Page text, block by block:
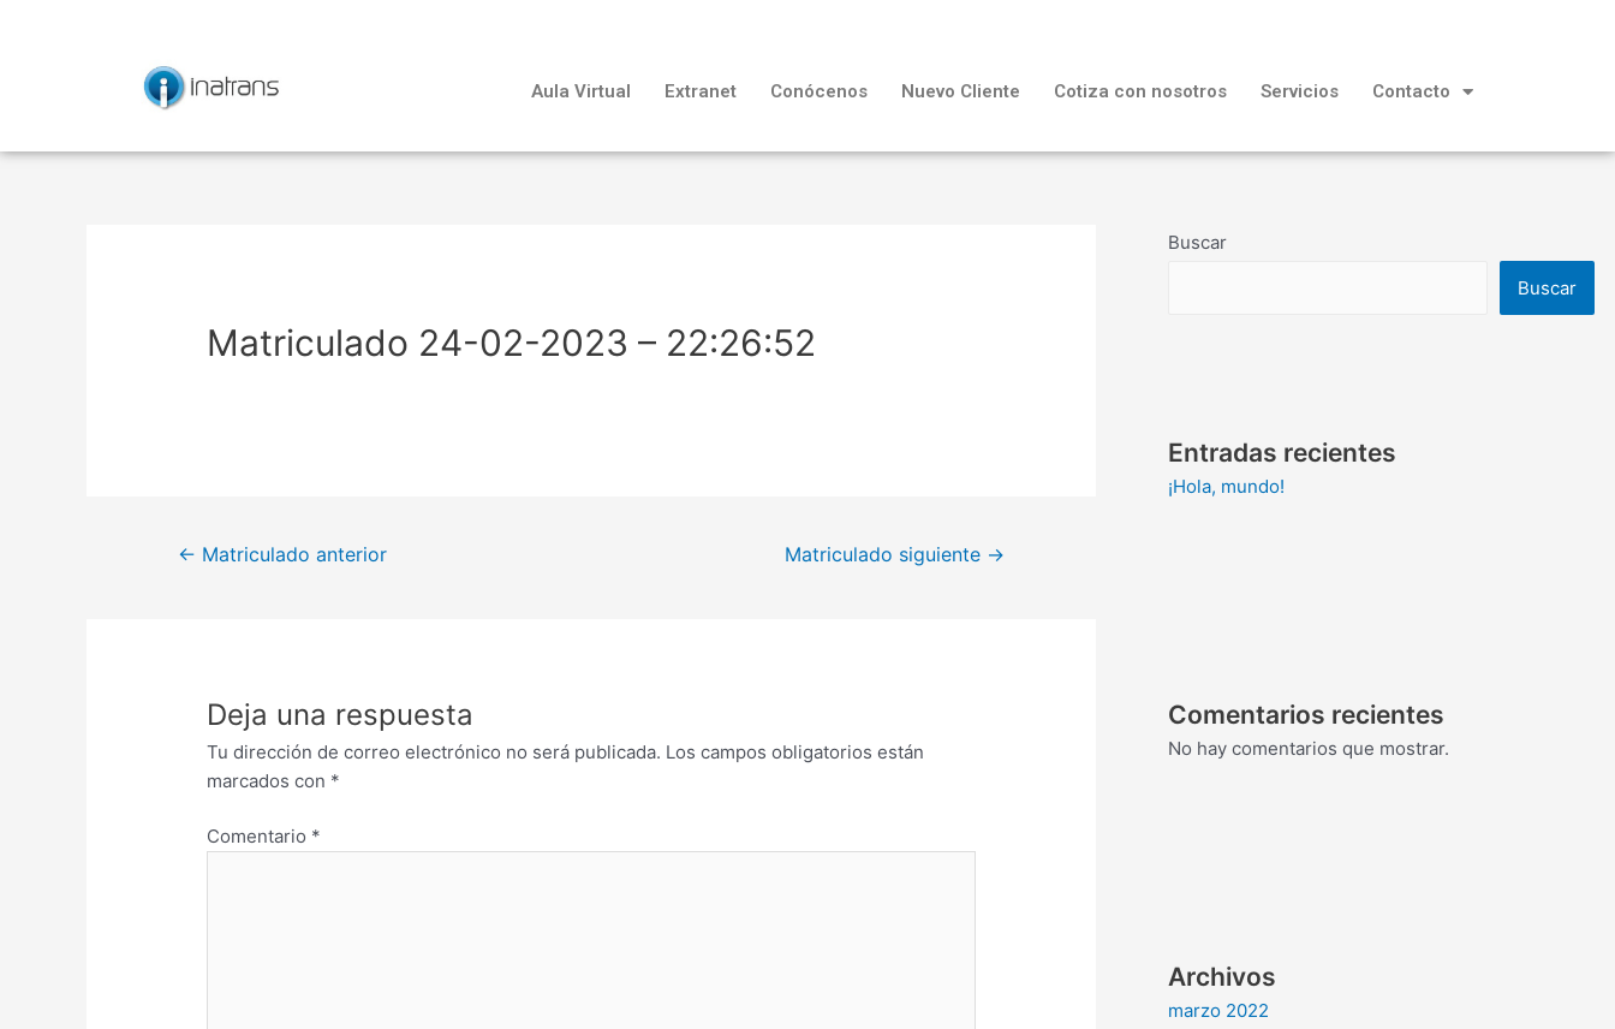
Aula Virtual Extranet Conócenos Nuevo Cliente Cotiza con nosotros Servicios Contacto
Matriculado 24-02-2023 – 22:26:52
entradas
← Matriculado anterior Matriculado siguiente →
Deja una respuesta
Tu dirección de correo electrónico no será publicada. Los campos obligatorios están
marcados con *
Comentario *
Buscar
Buscar
Entradas recientes
¡Hola, mundo!
Comentarios recientes
No hay comentarios que mostrar.
Archivos
marzo 2022